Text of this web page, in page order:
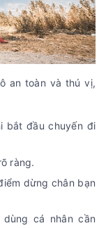
an toàn và thú vị,
bắt đầu chuyến đi
ràng.
dừng chân bạn
cá nhân cần